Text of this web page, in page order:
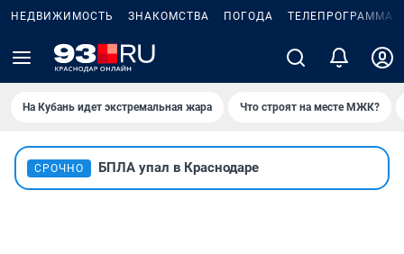
НЕДВИЖИМОСТЬ ЗНАКОМСТВА ПОГОДА ТЕЛЕПРОГРАММА
На Кубань идет экстремальная жара Что строят на месте МЖК?
СРОЧНО БПЛА упал в Краснодаре